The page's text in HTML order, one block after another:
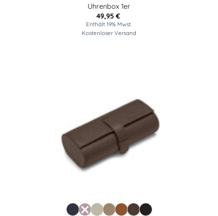
Uhrenbox 1er
49,95 €
Enthält 19% Mwst.
Kostenloser Versand